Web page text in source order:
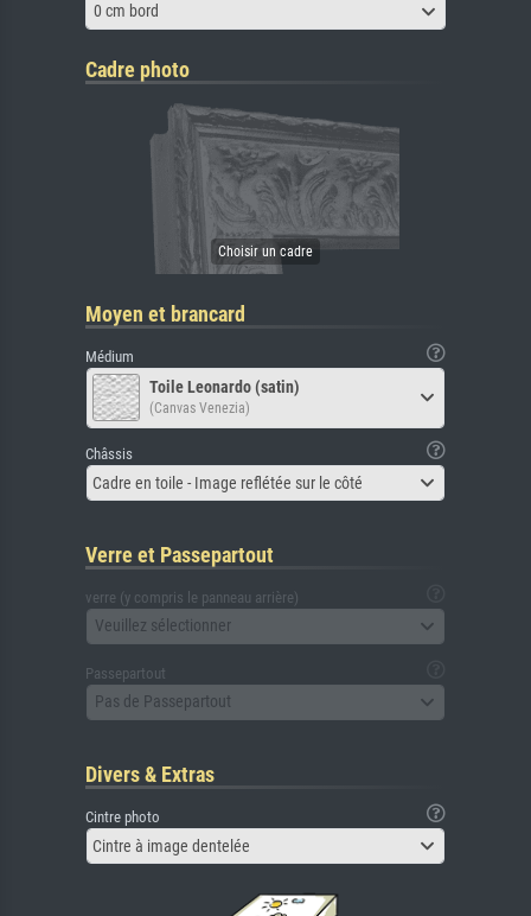
0 cm bord
Cadre photo
Moyen et brancard
Médium
Toile Leonardo (satin)
(Canvas Venezia)
Châssis
Cadre en toile - Image reflétée sur le côté
Verre et Passepartout
verre (y compris le panneau arrière)
Veuillez sélectionner
Passepartout
Pas de Passepartout
Divers & Extras
Cintre photo
Cintre à image dentelée